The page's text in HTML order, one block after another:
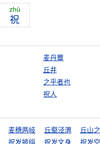
zhù
祝
麦丹蕈
丘井
之乎者也
祝人
麦穗两岐 丘壑泾渭
丘山
祝发披缁 祝发文身 祝发